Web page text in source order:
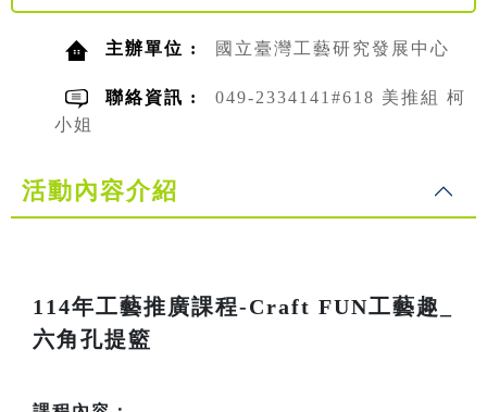
主辦單位 : 國立臺灣工藝研究發展中心
聯絡資訊 :
049-2334141#618 美推組 柯
小姐
活動內容介紹
114年工藝推廣課程-Craft FUN工藝趣_
六角孔提籃